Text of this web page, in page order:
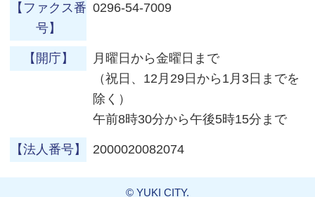
【ファクス番
号】
0296-54-7009
【開庁】
月曜日から金曜日まで
（祝日、12月29日から1月3日までを
除く）
午前8時30分から午後5時15分まで
【法人番号】 2000020082074
© YUKI CITY.